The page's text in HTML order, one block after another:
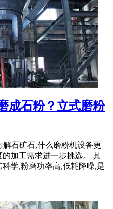
成石粉？立式磨粉
解石矿石,什么磨粉机设备更
加工需求进一步挑选。 其
学,粉磨功率高,低耗降噪,是